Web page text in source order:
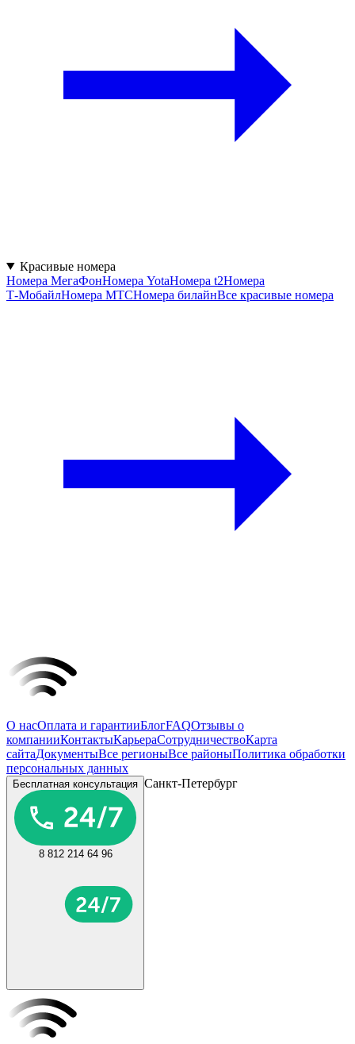
Красивые номера
Номера МегаФонНомера YotaНомера t2Номера
Т‑МобайлНомера МТСНомера билайнВсе красивые номера
О насОплата и гарантииБлогFAQОтзывы о
компанииКонтактыКарьераСотрудничествоКарта
сайтаДокументыВсе регионыВсе районыПолитика обработки
персональных данных
Бесплатная консультация
8 812 214 64 96
Санкт-Петербург